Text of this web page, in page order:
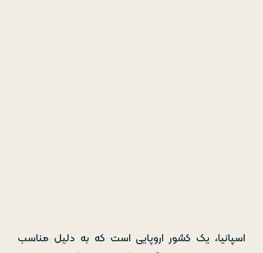
اسپانیا، یک کشور اروپایی است که به دلیل مناسب